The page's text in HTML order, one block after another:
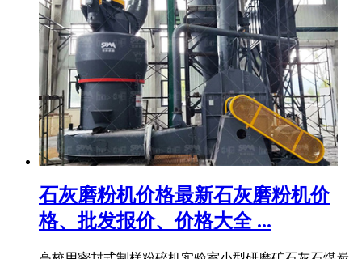
石灰磨粉机价格最新石灰磨粉机价
格、批发报价、价格大全 ...